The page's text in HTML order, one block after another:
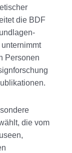
die BDF
Personen
die vom